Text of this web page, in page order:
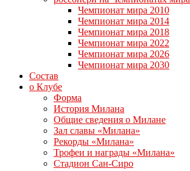
Чемпионат мира 2010
Чемпионат мира 2014
Чемпионат мира 2018
Чемпионат мира 2022
Чемпионат мира 2026
Чемпионат мира 2030
Состав
о Клубе
Форма
История Милана
Общие сведения о Милане
Зал славы «Милана»
Рекорды «Милана»
Трофеи и награды «Милана»
Стадион Сан-Сиро